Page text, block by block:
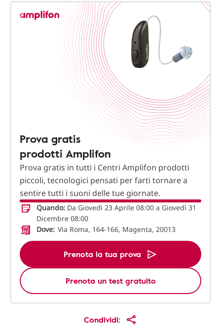
Prova gratis
prodotti Amplifon
Prova gratis in tutti i Centri Amplifon prodotti
piccoli, tecnologici pensati per farti tornare a
sentire tutti i suoni delle tue giornate.
Quando: Da Giovedì 23 Aprile 08:00 a Giovedì 31
Dicembre 08:00
Dove: Via Roma, 164-166, Magenta, 20013
Prenota la tua prova
Prenota un test gratuito
Condividi: